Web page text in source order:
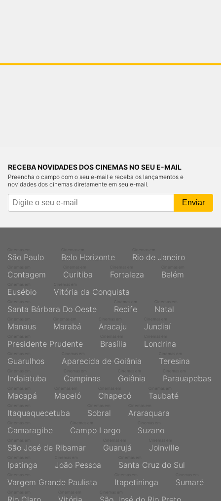
RECEBA NOVIDADES DOS CINEMAS NO SEU E-MAIL
Preencha o campo com o seu e-mail e receba os lançamentos e
novidades dos cinemas diretamente em seu e-mail.
São Paulo Belo Horizonte Rio de Janeiro
Contagem Curitiba Fortaleza Belém
Eusébio Vitória da Conquista
Santa Bárbara Do Oeste Recife Natal
Manaus Marabá Aracaju Jundiaí
Presidente Prudente Brasília Londrina
Guarulhos Aparecida de Goiânia Teresina
Indaiatuba Campinas Goiânia Parauapebas
Macapá Maceió Chapecó Taubaté
Itaquaquecetuba Sobral Araraquara
Camaragibe Campo Largo Suzano
São José de Ribamar Guarujá Joinville
Ipatinga João Pessoa Santa Cruz do Sul
Vargem Grande Paulista Itapetininga Sumaré